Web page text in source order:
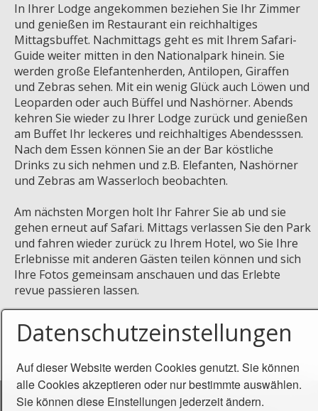
In Ihrer Lodge angekommen beziehen Sie Ihr Zimmer
und genießen im Restaurant ein reichhaltiges
Mittagsbuffet. Nachmittags geht es mit Ihrem Safari-
Guide weiter mitten in den Nationalpark hinein. Sie
werden große Elefantenherden, Antilopen, Giraffen
und Zebras sehen. Mit ein wenig Glück auch Löwen und
Leoparden oder auch Büffel und Nashörner. Abends
kehren Sie wieder zu Ihrer Lodge zurück und genießen
am Buffet Ihr leckeres und reichhaltiges Abendesssen.
Nach dem Essen können Sie an der Bar köstliche
Drinks zu sich nehmen und z.B. Elefanten, Nashörner
und Zebras am Wasserloch beobachten.
Am nächsten Morgen holt Ihr Fahrer Sie ab und sie
gehen erneut auf Safari. Mittags verlassen Sie den Park
und fahren wieder zurück zu Ihrem Hotel, wo Sie Ihre
Erlebnisse mit anderen Gästen teilen können und sich
Ihre Fotos gemeinsam anschauen und das Erlebte
revue passieren lassen.
Datenschutzeinstellungen
Auf dieser Website werden Cookies genutzt. Sie können
alle Cookies akzeptieren oder nur bestimmte auswählen.
Sie können diese Einstellungen jederzeit ändern.